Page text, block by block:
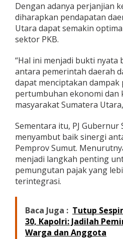
e
r
i
m
u
g
u
t
n
O
p
s
e
n
o
v
i
Dengan adanya perjanjian
diharapkan pendapatan
Utara dapat semakin
sektor PKB.
“Hal ini menjadi bukti nyata
antara pemerintah daerah
dapat menciptakan
pertumbuhan ekonomi dan
masyarakat Sumatera
Sementara itu, PJ Gubernur
menyambut baik sinergi
Pemprov Sumut.
menjadi langkah penting
pemungutan pajak yang
terintegrasi.
Baca Juga : Tutup
30, Kapolri: Jadilah
Warga dan Anggota